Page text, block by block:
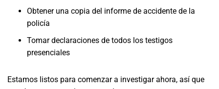
Obtener una copia del informe de accidente de la
policía
Tomar declaraciones de todos los testigos
presenciales
Estamos listos para comenzar a investigar ahora, así que